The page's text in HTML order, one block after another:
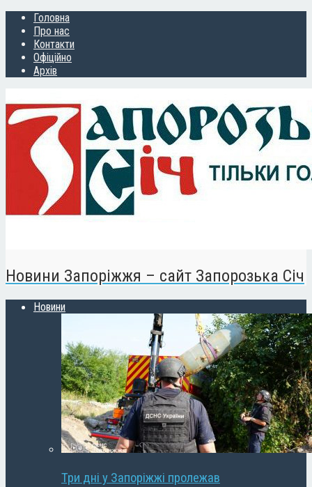
Головна
Про нас
Контакти
Офіційно
Архів
Новини Запоріжжя – сайт Запорозька Січ
Новини
Три дні у Запоріжжі пролежав